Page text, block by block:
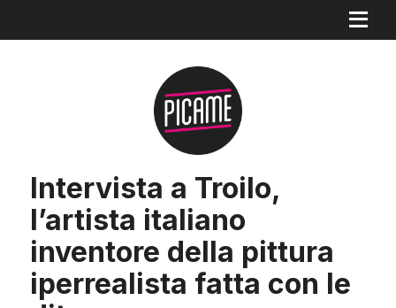
Intervista a Troilo,
l’artista italiano
inventore della pittura
iperrealista fatta con le